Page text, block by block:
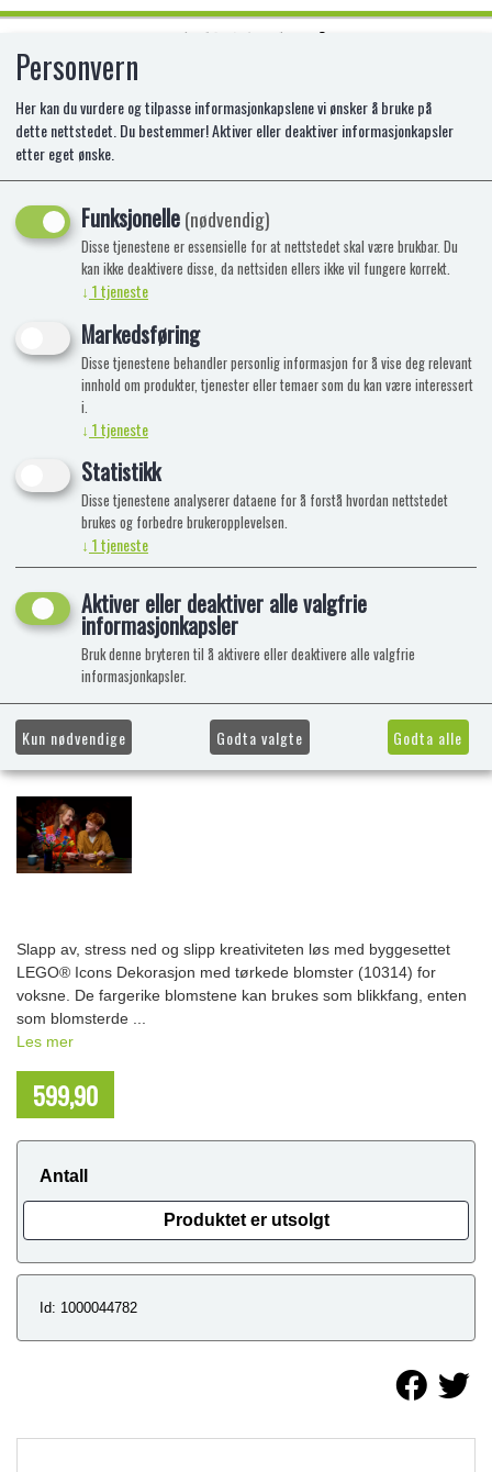
LEGO 10314 DEKORASJON MED
TØRKEDE BLOMST
LE-10314
Slapp av, stress ned og slipp kreativiteten løs med byggesettet
LEGO® Icons Dekorasjon med tørkede blomster (10314) for
voksne. De fargerike blomstene kan brukes som blikkfang, enten
som blomsterde ...
Les mer
599,90
Antall
Produktet er utsolgt
Id: 1000044782
Personvern
Her kan du vurdere og tilpasse informasjonkapslene vi ønsker å bruke på
dette nettstedet. Du bestemmer! Aktiver eller deaktiver informasjonkapsler
etter eget ønske.
Funksjonelle(nødvendig)
Disse tjenestene er essensielle for at nettstedet skal være brukbar. Du
kan ikke deaktivere disse, da nettsiden ellers ikke vil fungere korrekt.
↓ 1tjeneste
Markedsføring
Disse tjenestene behandler personlig informasjon for å vise deg relevant
innhold om produkter, tjenester eller temaer som du kan være interessert
i.
↓ 1tjeneste
Statistikk
Disse tjenestene analyserer dataene for å forstå hvordan nettstedet
brukes og forbedre brukeropplevelsen.
↓ 1tjeneste
Aktiver eller deaktiver alle valgfrie
informasjonkapsler
Bruk denne bryteren til å aktivere eller deaktivere alle valgfrie
informasjonkapsler.
Kun nødvendige Godta valgte Godta alle